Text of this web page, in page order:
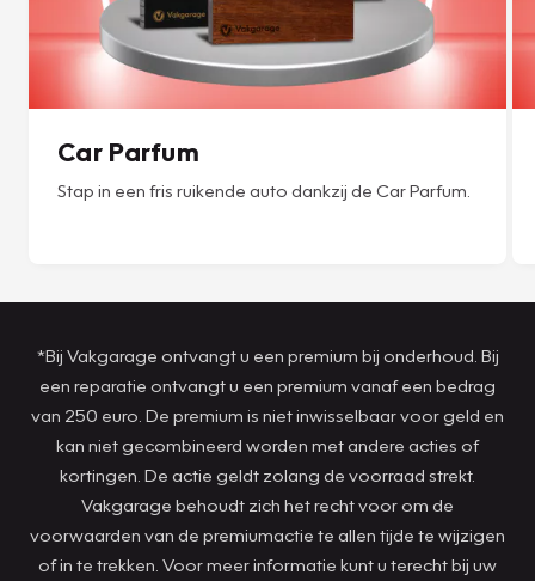
Car Parfum
Stap in een fris ruikende auto dankzij de Car Parfum.
*Bij Vakgarage ontvangt u een premium bij onderhoud. Bij
een reparatie ontvangt u een premium vanaf een bedrag
van 250 euro. De premium is niet inwisselbaar voor geld en
kan niet gecombineerd worden met andere acties of
kortingen. De actie geldt zolang de voorraad strekt.
Vakgarage behoudt zich het recht voor om de
voorwaarden van de premiumactie te allen tijde te wijzigen
of in te trekken. Voor meer informatie kunt u terecht bij uw